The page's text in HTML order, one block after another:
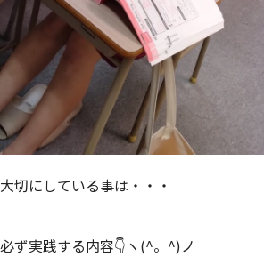
大切にしている事は・・・
必ず実践する内容👇ヽ(^。^)ノ